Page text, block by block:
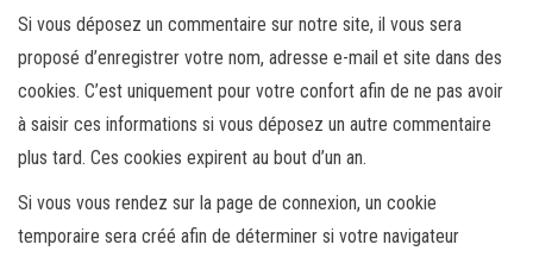
Si vous déposez un commentaire sur notre site, il vous sera
proposé d’enregistrer votre nom, adresse e-mail et site dans des
cookies. C’est uniquement pour votre confort afin de ne pas avoir
à saisir ces informations si vous déposez un autre commentaire
plus tard. Ces cookies expirent au bout d’un an.
Si vous vous rendez sur la page de connexion, un cookie
temporaire sera créé afin de déterminer si votre navigateur